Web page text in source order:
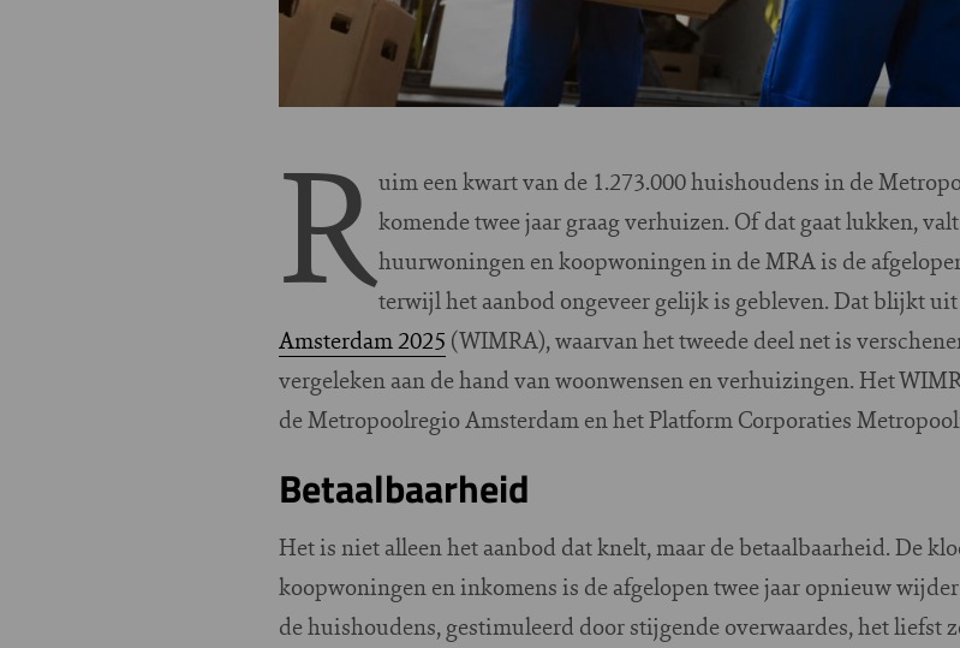
Ruim een kwart van de 1.273.000 huishoudens in de
komende twee jaar graag verhuizen. Of dat gaat lukken,
huurwoningen en koopwoningen in de MRA is de
terwijl het aanbod ongeveer gelijk is gebleven. Dat blijkt uit
Amsterdam 2025 (WIMRA), waarvan het tweede deel net is
vergeleken aan de hand van woonwensen en verhuizingen. Het
de Metropoolregio Amsterdam en het Platform Corporaties
Betaalbaarheid
Het is niet alleen het aanbod dat knelt, maar de betaalbaarheid. De
koopwoningen en inkomens is de afgelopen twee jaar opnieuw
de huishoudens, gestimuleerd door stijgende overwaardes, het liefst